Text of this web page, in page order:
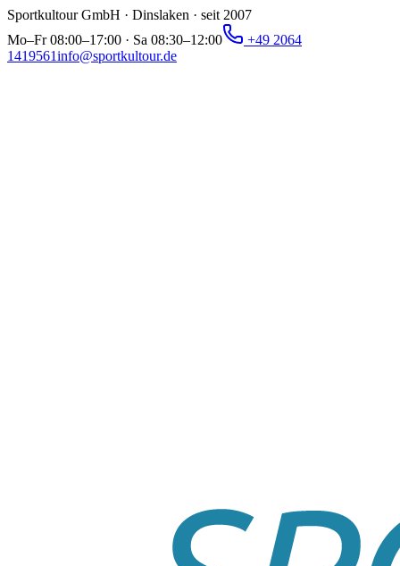
Sportkultour GmbH · Dinslaken · seit 2007
Mo–Fr 08:00–17:00 · Sa 08:30–12:00
+49 2064
1419561info@sportkultour.de